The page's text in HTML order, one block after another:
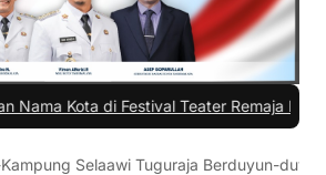
di Festival Teater Remaja Nasional |
Selaawi Tuguraja Berduyun-